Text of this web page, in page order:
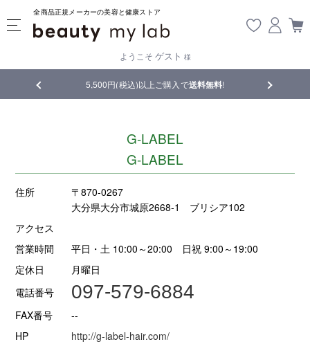
全商品正規メーカーの美容と健康ストア
ようこそ ゲスト 様
5,500円(税込)以上ご購入で送料無料! 【重要】熊本
G‐LABEL
G‐LABEL
住所
〒870-0267
大分県大分市城原2668‐1 ブリシア102
アクセス
営業時間
平日・土 10:00～20:00 日祝 9:00～19:00
定休日
月曜日
電話番号
097-579-6884
FAX番号
--
HP
http://g-label-hair.com/